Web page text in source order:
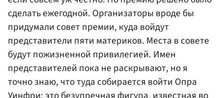
сделать ежегодной. Организаторы вроде бы
придумали совет премии, куда войдут
представители пяти материков. Места в совете
будут пожизненной привилегией. Имен
представителей пока не раскрывают, но я
точно знаю, что туда собирается войти Опра